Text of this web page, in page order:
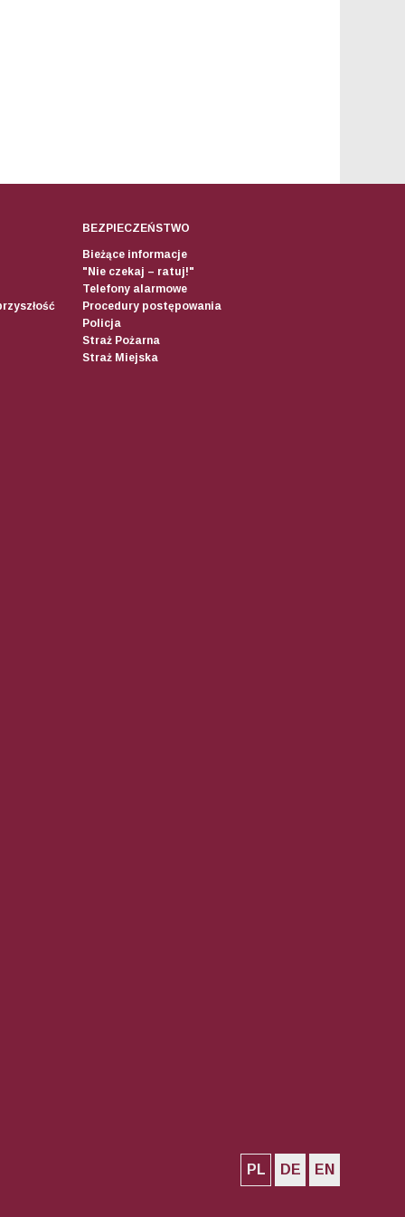
BEZPIECZEŃSTWO
Bieżące informacje
"Nie czekaj – ratuj!"
Telefony alarmowe
Procedury postępowania
Policja
Straż Pożarna
Straż Miejska
PL DE EN